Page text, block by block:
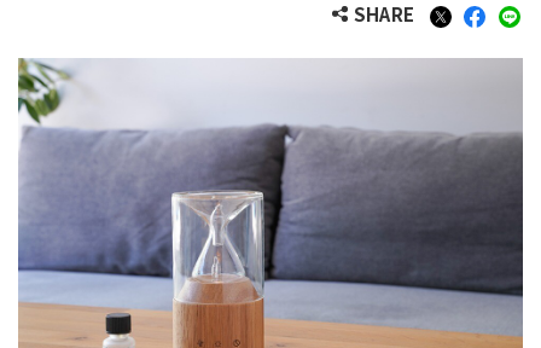
SHARE